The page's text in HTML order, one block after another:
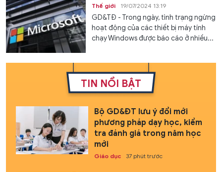
Thế giới 19/07/2024 13:19
GD&TĐ - Trong ngày, tình trạng ngừng
hoạt động của các thiết bị máy tính
chạy Windows được báo cáo ở nhiều...
TIN NỔI BẬT
Bộ GD&ĐT lưu ý đổi mới
phương pháp dạy học, kiểm
tra đánh giá trong năm học
mới
Giáo dục 37 phút trước